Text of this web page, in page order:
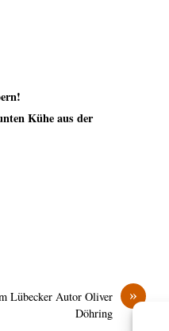
Kühe aus der
»
Lübecker Autor Oliver
Döhring